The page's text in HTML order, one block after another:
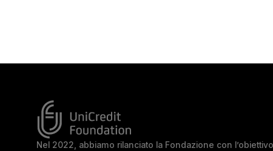
Nel 2022, abbiamo rilanciato la Fondazione con